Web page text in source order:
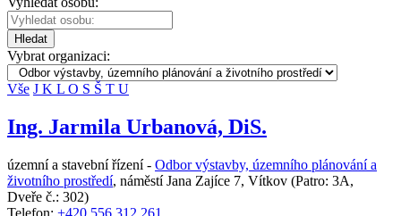
Hledat
Vybrat organizaci:
Vše J K L O S Š T U
Ing. Jarmila Urbanová, DiS.
územní a stavební řízení - Odbor výstavby, územního plánování a
životního prostředí, náměstí Jana Zajíce 7, Vítkov (Patro: 3A,
Dveře č.: 302)
Telefon: +420 556 312 261